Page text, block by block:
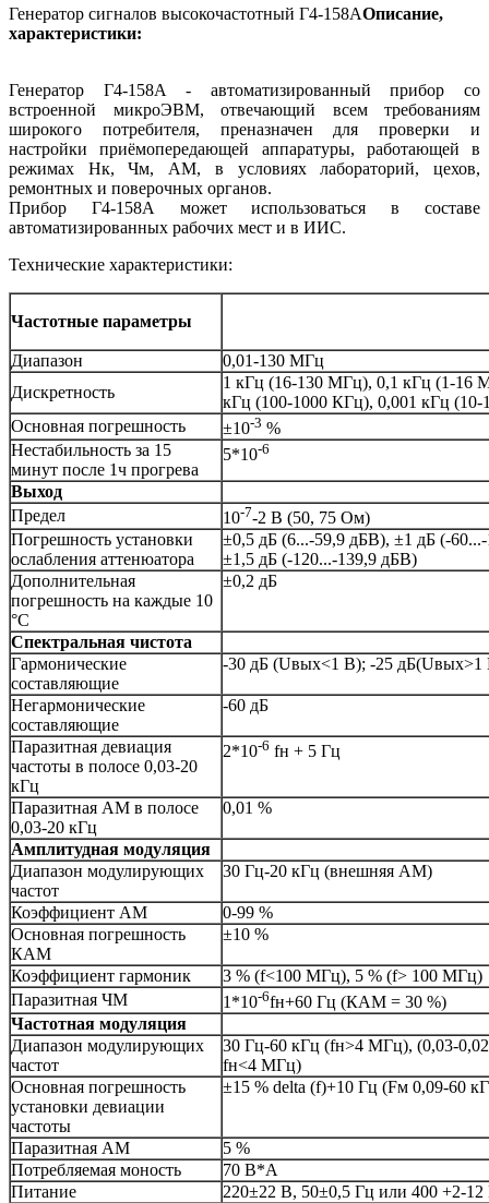
Генератор сигналов высокочастотный Г4-158АОписание,
характеристики:
Генератор Г4-158А - автоматизированный прибор со
встроенной микроЭВМ, отвечающий всем требованиям
широкого потребителя, преназначен для проверки и
настройки приёмопередающей аппаратуры, работающей в
режимах Нк, Чм, АМ, в условиях лабораторий, цехов,
ремонтных и поверочных органов.
Прибор Г4-158А может использоваться в составе
автоматизированных рабочих мест и в ИИС.
Технические характеристики:
Частотные параметры
Диапазон
0,01-130 МГц
Дискретность
1 кГц (16-130 МГц), 0,1 кГц (1-16
кГц (100-1000 КГц), 0,001 кГц (10-
Основная погрешность
±10-3 %
Нестабильность за 15
минут после 1ч прогрева
5*10-6
Выход
Предел
10-7-2 В (50, 75 Ом)
Погрешность установки
ослабления аттенюатора
±0,5 дБ (6...-59,9 дБВ), ±1 дБ (-
±1,5 дБ (-120...-139,9 дБВ)
Дополнительная
погрешность на каждые 10
°С
±0,2 дБ
Спектральная чистота
Гармонические
составляющие
-30 дБ (Uвых<1 В); -25 дБ(Uвых>1
Негармонические
составляющие
-60 дБ
Паразитная девиация
частоты в полосе 0,03-20
кГц
2*10-6 fн + 5 Гц
Паразитная АМ в полосе
0,03-20 кГц
0,01 %
Амплитудная модуляция
Диапазон модулирующих
частот
30 Гц-20 кГц (внешняя АМ)
Коэффициент АМ
0-99 %
Основная погрешность
КАМ
±10 %
Коэффициент гармоник
3 % (f<100 МГц), 5 % (f> 100 МГц)
Паразитная ЧМ
1*10-6fн+60 Гц (КАМ = 30 %)
Частотная модуляция
Диапазон модулирующих
частот
30 Гц-60 кГц (fн>4 МГц), (0,03-
fн<4 МГц)
Основная погрешность
установки девиации
частоты
±15 % delta (f)+10 Гц (Fм 0,09-60
Паразитная АМ
5 %
Потребляемая моность
70 В*А
Питание
220±22 В, 50±0,5 Гц или 400 +2-12